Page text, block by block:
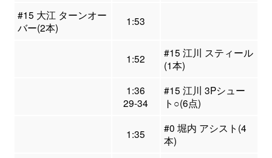
#15 大江 ターンオー
バー(2本)
1:53
1:52
#15 江川 スティール
(1本)
1:36
29-34
#15 江川 3Pシュー
ト○(6点)
1:35
#0 堀内 アシスト(4
本)